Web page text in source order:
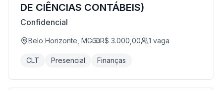
DE CIÊNCIAS CONTÁBEIS)
Confidencial
Belo Horizonte, MG R$ 3.000,00 1 vaga
CLT Presencial Finanças